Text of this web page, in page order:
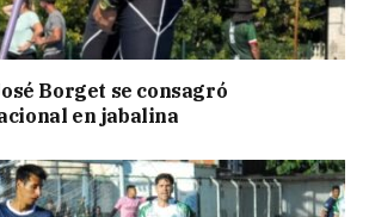
Borget se consagró
en jabalina